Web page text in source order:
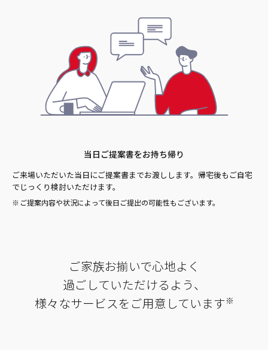
当日ご提案書をお持ち帰り
ご来場いただいた当日にご提案書までお渡しします。帰宅後もご自宅
でじっくり検討いただけます。
ご提案内容や状況によって後日ご提出の可能性もございます。
ご家族お揃いで心地よく
過ごしていただけるよう、
様々なサービスをご用意しています※